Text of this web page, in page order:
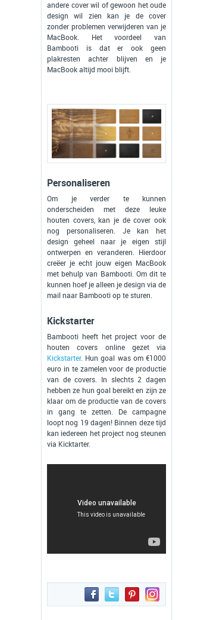
andere cover wil of gewoon het oude
design wil zien kan je de cover
zonder problemen verwijderen van je
MacBook. Het voordeel van
Bambooti is dat er ook geen
plakresten achter blijven en je
MacBook altijd mooi blijft.
Personaliseren
Om je verder te kunnen
onderscheiden met deze leuke
houten covers, kan je de cover ook
nog personaliseren. Je kan het
design geheel naar je eigen stijl
ontwerpen en veranderen. Hierdoor
creëer je echt jouw eigen MacBook
met behulp van Bambooti. Om dit te
kunnen hoef je alleen je design via de
mail naar Bambooti op te sturen.
Kickstarter
Bambooti heeft het project voor de
houten covers online gezet via
Kickstarter. Hun goal was om €1000
euro in te zamelen voor de productie
van de covers. In slechts 2 dagen
hebben ze hun goal bereikt en zijn ze
klaar om de productie van de covers
in gang te zetten. De campagne
loopt nog 19 dagen! Binnen deze tijd
kan iedereen het project nog steunen
via Kicktarter.